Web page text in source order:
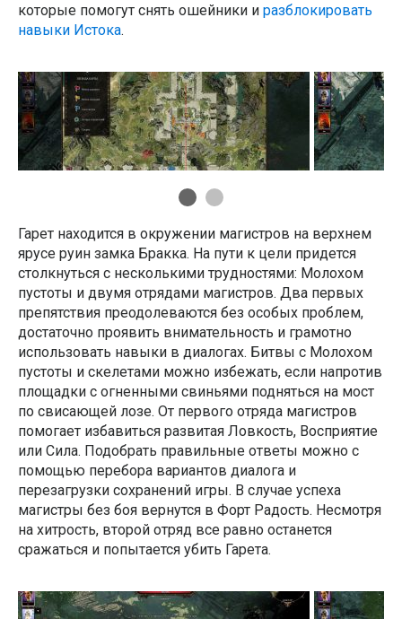
которые помогут снять ошейники и разблокировать
навыки Истока.
Гарет находится в окружении магистров на верхнем
ярусе руин замка Бракка. На пути к цели придется
столкнуться с несколькими трудностями: Молохом
пустоты и двумя отрядами магистров. Два первых
препятствия преодолеваются без особых проблем,
достаточно проявить внимательность и грамотно
использовать навыки в диалогах. Битвы с Молохом
пустоты и скелетами можно избежать, если напротив
площадки с огненными свиньями подняться на мост
по свисающей лозе. От первого отряда магистров
помогает избавиться развитая Ловкость, Восприятие
или Сила. Подобрать правильные ответы можно с
помощью перебора вариантов диалога и
перезагрузки сохранений игры. В случае успеха
магистры без боя вернутся в Форт Радость. Несмотря
на хитрость, второй отряд все равно останется
сражаться и попытается убить Гарета.